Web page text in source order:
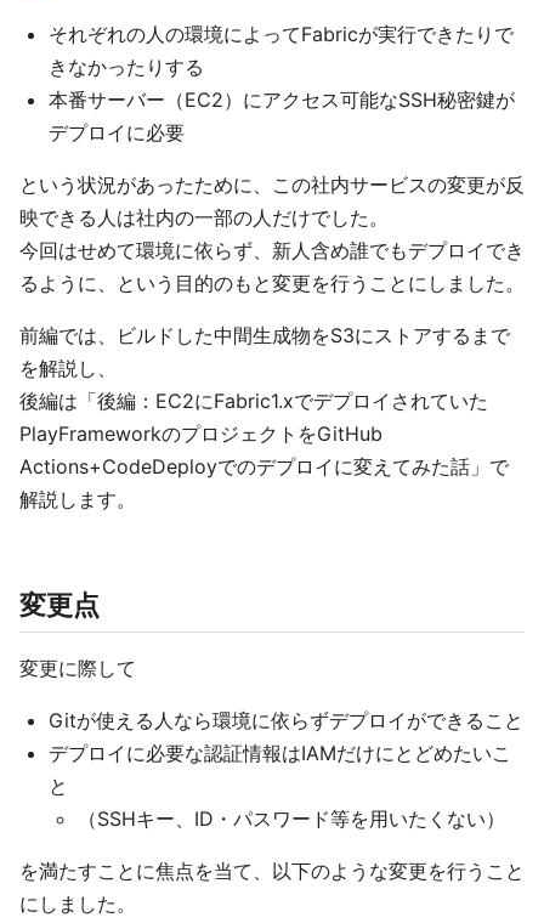
それぞれの人の環境によってFabricが実行できたりで
きなかったりする
本番サーバー（EC2）にアクセス可能なSSH秘密鍵が
デプロイに必要
という状況があったために、この社内サービスの変更が反
映できる人は社内の一部の人だけでした。
今回はせめて環境に依らず、新人含め誰でもデプロイでき
るように、という目的のもと変更を行うことにしました。
前編では、ビルドした中間生成物をS3にストアするまで
を解説し、
後編は「後編：EC2にFabric1.xでデプロイされていた
PlayFrameworkのプロジェクトをGitHub
Actions+CodeDeployでのデプロイに変えてみた話」で
解説します。
変更点
変更に際して
Gitが使える人なら環境に依らずデプロイができること
デプロイに必要な認証情報はIAMだけにとどめたいこ
と
（SSHキー、ID・パスワード等を用いたくない）
を満たすことに焦点を当て、以下のような変更を行うこと
にしました。